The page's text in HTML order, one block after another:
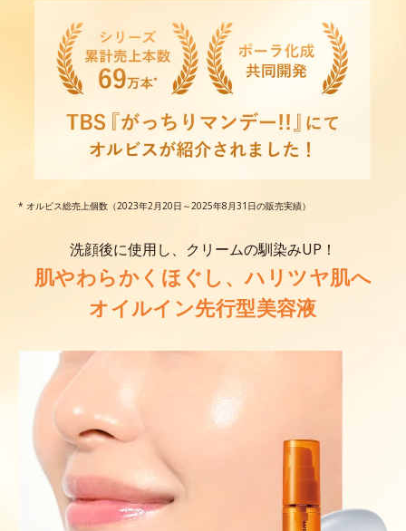
* オルビス総売上個数（2023年2月20日～2025年8月31日の販売実績）
洗顔後に使用し、クリームの馴染みUP！
肌やわらかくほぐし、ハリツヤ肌へ
オイルイン先行型美容液